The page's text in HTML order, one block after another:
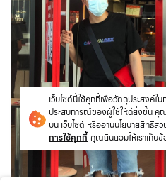
เว็บไซต์นี้ใช้คุกกี้เพื่อวัตถุประสงค์ใ
ประสบการณ์ของผู้ใช้ให้ดียิ่งขึ้น คุ
บน เว็บไซต์ หรืออ่านนโยบายสิทธิส่
การใช้คุกกี้ คุณยินยอมให้เราเก็บ